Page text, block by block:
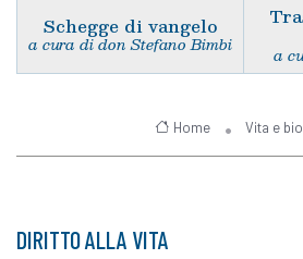
Schegge di vangelo
a cura di don Stefano Bimbi a
Home Vita e
DIRITTO ALLA VITA